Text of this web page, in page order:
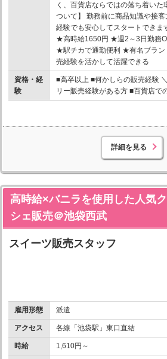
く、百貨店ならではの落ち着い
ついて】 勤務前に商品知識や接
経験でも安心してスタートできま
★高時給1650円 ★週2～3日勤務
★駅チカで通勤便利 ★有名ブラン
売経験を活かして活躍できる
資格・経
験
■高卒以上 ■何かしらの販売経験
リー販売経験がある方 ■百貨店で
詳細を見る
高時給×バニラを使用した人気
シェ販売＠池袋西武
スイーツ販売スタッフ
雇用形態 派遣
アクセス 各線「池袋駅」東口直結
時給 1,610円～